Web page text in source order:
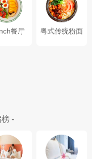
餐厅 粤式传统粉面
-